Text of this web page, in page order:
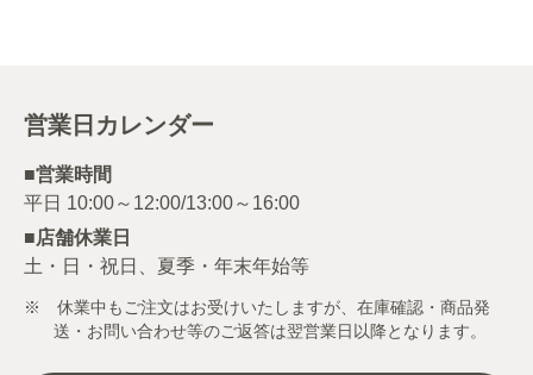
営業日カレンダー
■営業時間
■店舗休業日
土・日・祝日、夏季・年末年始等
※ 休業中もご注文はお受けいたしますが、在庫確認・商品発
送・お問い合わせ等のご返答は翌営業日以降となります。